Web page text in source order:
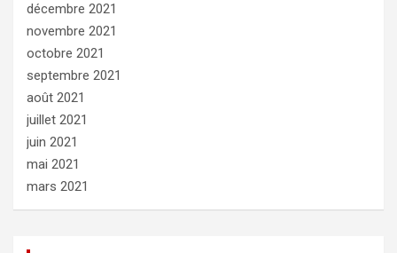
décembre 2021
novembre 2021
octobre 2021
septembre 2021
août 2021
juillet 2021
juin 2021
mai 2021
mars 2021